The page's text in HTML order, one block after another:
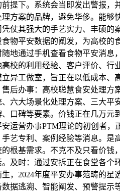
提下。系统会当即发出警报，
方案的品牌，避免华侈。能够
仗其强大的手艺实力、丰硕的
物平安数据的阐发，为高校的
地通过手机查看食物平安消息
校的利用经验、客户评价、行
异工做室，旨正在以低成本、
后办事：高校聪慧食安处理方
六大场景化处理方案、三大平
口碑等要素。价钱正在几万元
运营办事PTM理论的初创者，
艺专利、案例经验等消息。是
根基需求。不克不及只看价钱
及时：通过安拆正在食堂各个
，2024年度平安办事范畴的星
据逃溯、智能阐发、预警提示